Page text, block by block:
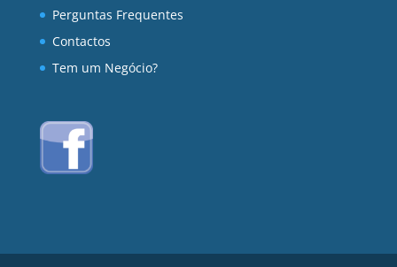
Perguntas Frequentes
Contactos
Tem um Negócio?